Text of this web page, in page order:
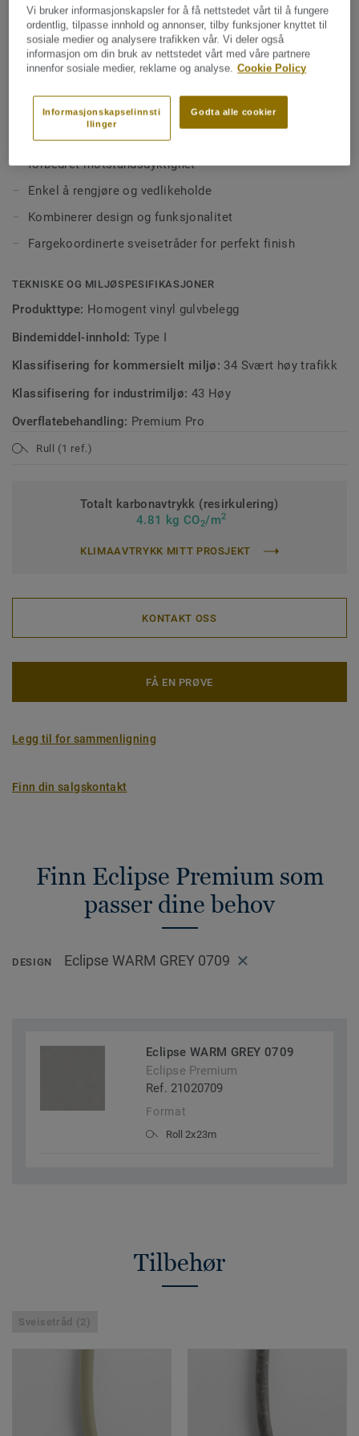
funksjonelle behov og lave vedlikeholdskostnader. Eclipse
Premium finnes i 56 farger fordelt på to designvarianter;
Classic – tydelige kontraster med kombinasjoner av
Spirit – et mer subtilt uttrykk med lav kontrast,
tilgjengelig i varme og kalde nøytrale toner samt friske
aksentfarger
Se mer
NØKKELEGENSKAPER
Inneholder i gjennomsnitt 25 % resirkulert materiale
Premium Pro-overflate for enklere vedlikehold og
forbedret motstandsdyktighet
Enkel å rengjøre og vedlikeholde
Kombinerer design og funksjonalitet
Fargekoordinerte sveisetråder for perfekt finish
TEKNISKE OG MILJØSPESIFIKASJONER
Produkttype: Homogent vinyl gulvbelegg
Bindemiddel-innhold: Type I
Klassifisering for kommersielt miljø: 34 Svært høy trafikk
Klassifisering for industrimiljø: 43 Høy
Overflatebehandling: Premium Pro
Rull (1 ref.)
Totalt karbonavtrykk (resirkulering)
4.81 kg CO2/m2
KLIMAAVTRYKK MITT PROSJEKT
KONTAKT OSS
FÅ EN PRØVE
Legg til for sammenligning
Finn din salgskontakt
Finn Eclipse Premium som
passer dine behov
DESIGN Eclipse WARM GREY 0709
Eclipse WARM GREY 0709
Eclipse Premium
Ref. 21020709
Format
Roll 2x23m
Tilbehør
Sveisetråd (2)
Vi bruker informasjonskapsler for å få nettstedet vårt til å fungere
ordentlig, tilpasse innhold og annonser, tilby funksjoner knyttet til
sosiale medier og analysere trafikken vår. Vi deler også
informasjon om din bruk av nettstedet vårt med våre partnere
innenfor sosiale medier, reklame og analyse. Cookie Policy
Godta alle cookier
Informasjonskapselinnsti
llinger